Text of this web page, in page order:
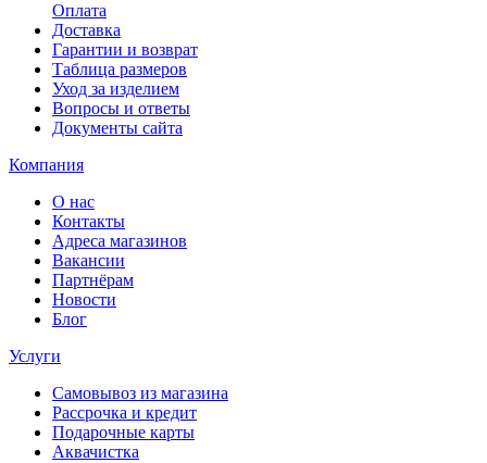
Оплата
Доставка
Гарантии и возврат
Таблица размеров
Уход за изделием
Вопросы и ответы
Документы сайта
Компания
О нас
Контакты
Адреса магазинов
Вакансии
Партнёрам
Новости
Блог
Услуги
Самовывоз из магазина
Рассрочка и кредит
Подарочные карты
Аквачистка